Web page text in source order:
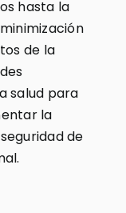
hasta la
de la
salud para
la
de